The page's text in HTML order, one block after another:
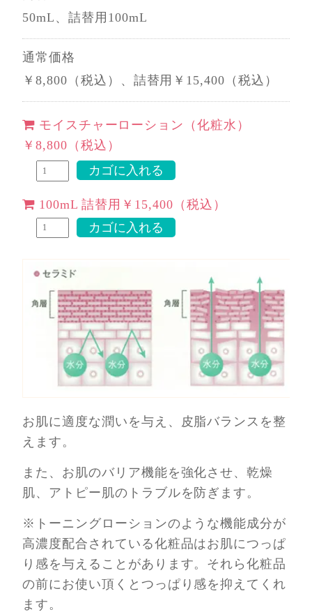
50mL、詰替用100mL
通常価格
￥8,800（税込）、詰替用￥15,400（税込）
モイスチャーローション（化粧水）
￥8,800（税込）
100mL 詰替用￥15,400（税込）
お肌に適度な潤いを与え、皮脂バランスを整
えます。
また、お肌のバリア機能を強化させ、乾燥
肌、アトピー肌のトラブルを防ぎます。
※トーニングローションのような機能成分が
高濃度配合されている化粧品はお肌につっぱ
り感を与えることがあります。それら化粧品
の前にお使い頂くとつっぱり感を抑えてくれ
ます。